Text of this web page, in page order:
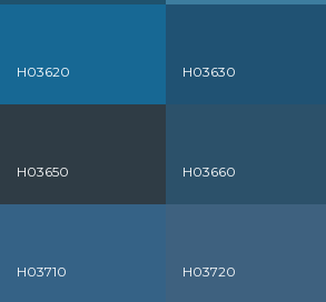
H03620 H03630
H03650 H03660
H03710 H03720